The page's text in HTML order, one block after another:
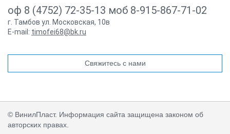
оф 8 (4752) 72-35-13 моб 8-915-867-71-02
г. Тамбов ул. Московская, 10в
E-mail: timofei68@bk.ru
Свяжитесь с нами
© ВинилПласт. Информация сайта защищена законом об
авторских правах.